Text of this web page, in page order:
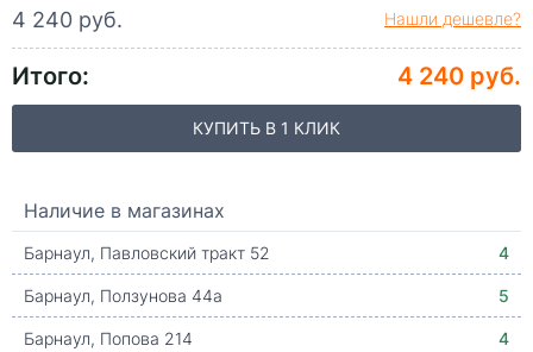
4 240 руб. Нашли дешевле?
Итого: 4 240 руб.
КУПИТЬ В 1 КЛИК
Наличие в магазинах
Барнаул, Павловский тракт 52
4
Барнаул, Ползунова 44а
5
Барнаул, Попова 214
4